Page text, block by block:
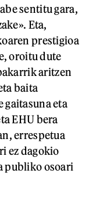
sentitu gara,
Eta,
prestigioa
oroitu dute
aritzen
baita
gaitasuna eta
EHU bera
errespetua
ez dagokio
publiko osoari